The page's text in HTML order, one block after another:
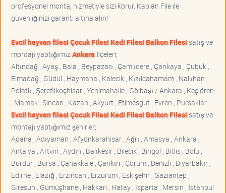
profesyonel montaj hizmetiyle sizi korur. Kaplan File ile
güvenliğinizi garanti altına alın!
Evcil hayvan filesi Çocuk Filesi Kedi Filesi Balkon Filesisatış ve
montajı yaptığımız Ankara İlçeleri;
Altındağ , Ayaş , Bala , Beypazarı , Çamlıdere , Çankaya , Çubuk ,
Elmadağ , Güdül , Haymana , Kalecik , Kızılcahamam , Nallıhan ,
Polatlı , Şereflikoçhisar , Yenimahalle , Gölbaşı / Ankara , Keçiören
, Mamak , Sincan , Kazan , Akyurt , Etimesgut , Evren , Pursaklar
Evcil hayvan filesi Çocuk Filesi Kedi Filesi Balkon Filesisatış ve
montajı yaptığımız şehirler;
Adana , Adıyaman , Afyonkarahisar , Ağrı , Amasya , Ankara ,
Antalya , Artvin , Aydın , Balıkesir , Bilecik , Bingöl , Bitlis , Bolu ,
Burdur , Bursa , Çanakkale , Çankırı , Çorum , Denizli , Diyarbakır ,
Edirne , Elazığ , Erzincan , Erzurum , Eskişehir , Gaziantep ,
Giresun , Gümüşhane , Hakkari , Hatay , Isparta , Mersin , İstanbul